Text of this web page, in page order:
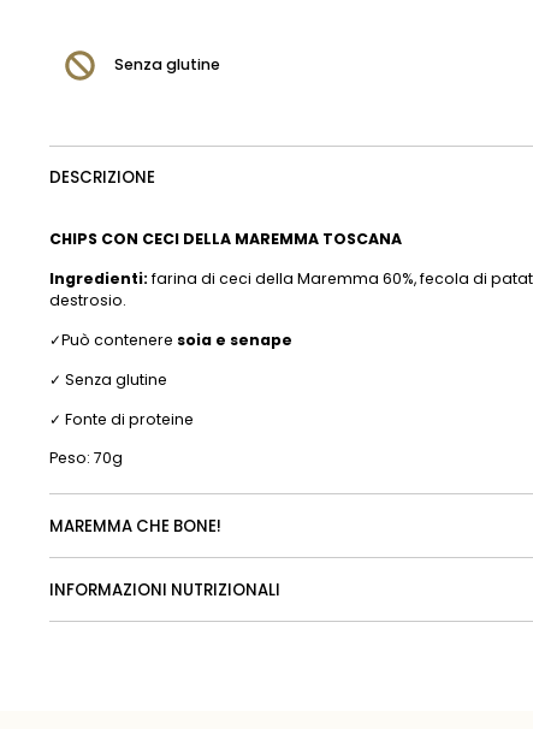
Senza glutine
DESCRIZIONE
CHIPS CON CECI DELLA MAREMMA TOSCANA
Ingredienti:farina di ceci della Maremma 60%, fecola di
destrosio.
✓Può conteneresoia e senape
✓ Senza glutine
✓ Fonte di proteine
Peso: 70g
MAREMMA CHE BONE!
INFORMAZIONI NUTRIZIONALI